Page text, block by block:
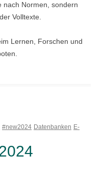
nach Normen, sondern
Volltexte.
Lernen, Forschen und
#new2024 Datenbanken E-